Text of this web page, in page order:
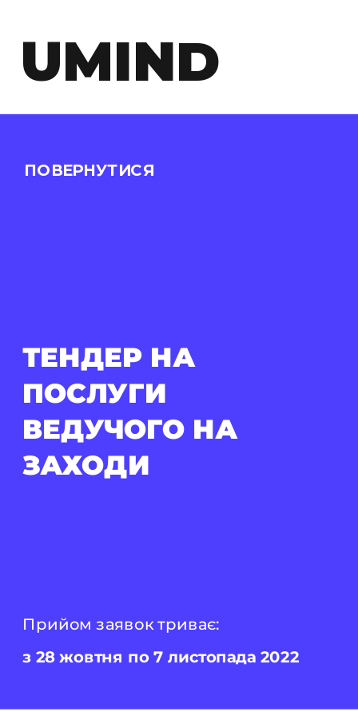
UMIND
ПОВЕРНУТИСЯ
ТЕНДЕР НА
ПОСЛУГИ
ВЕДУЧОГО НА
ЗАХОДИ
з 28 жовтня по 7 листопада 2022